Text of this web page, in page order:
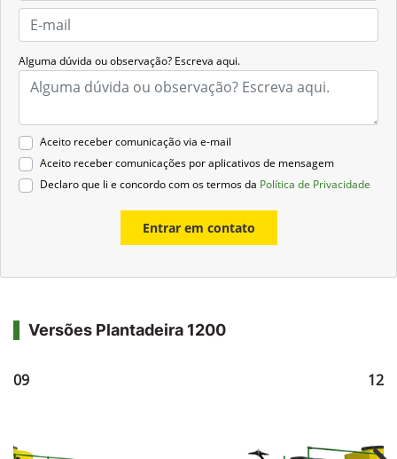
Alguma dúvida ou observação? Escreva aqui.
Aceito receber comunicação via e-mail
Aceito receber comunicações por aplicativos de mensagem
Declaro que li e concordo com os termos da Política de Privacidade
Entrar em contato
Versões Plantadeira 1200